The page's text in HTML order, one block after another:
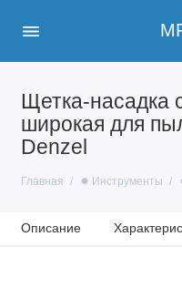
Щетка-насадка
широкая для
Denzel
Главная ✹ Инструменты
Описание